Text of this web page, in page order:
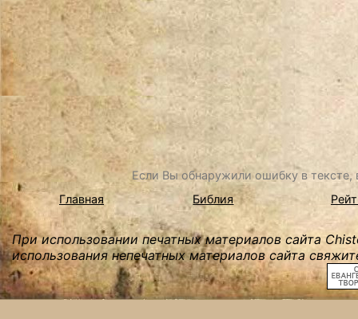
Если Вы обнаружили ошибку в
Главная
Библия
При использовании печатных материалов сайта
использования непечатных материалов сайта